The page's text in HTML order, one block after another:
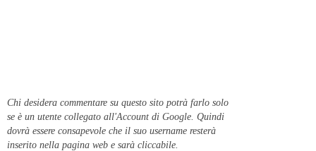
Chi desidera commentare su questo sito potrà farlo solo
se è un utente collegato all'Account di Google. Quindi
dovrà essere consapevole che il suo username resterà
inserito nella pagina web e sarà cliccabile.